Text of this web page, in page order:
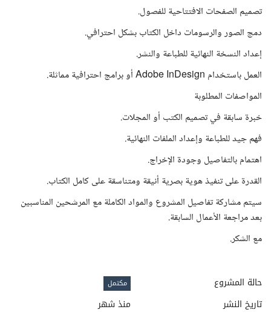
تصميم الصفحات الافتتاحية للفصول.
دمج الصور والرسومات داخل الكتاب بشكل احترافي.
إعداد النسخة النهائية للطباعة والنشر.
العمل باستخدام Adobe InDesign أو برامج احترافية مماثلة.
المواصفات المطلوبة
خبرة سابقة في تصميم الكتب أو المجلات.
فهم جيد للطباعة وإعداد الملفات النهائية.
اهتمام بالتفاصيل وجودة الإخراج.
القدرة على تنفيذ هوية بصرية أنيقة ومتناسقة على كامل الكتاب.
سيتم مشاركة تفاصيل المشروع والمواد الكاملة مع المرشحين المناسبين
بعد مراجعة الأعمال السابقة.
مع الشكر.
حالة المشروع مكتمل
تاريخ النشر
منذ شهر